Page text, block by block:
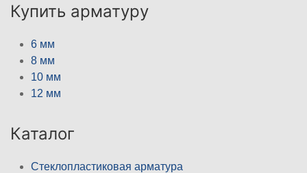
Купить арматуру
6 мм
8 мм
10 мм
12 мм
Каталог
Стеклопластиковая арматура